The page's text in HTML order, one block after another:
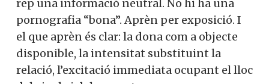
rep una informació neutral. No hi ha una
pornografia “bona”. Aprèn per exposició. I
el que aprèn és clar: la dona com a objecte
disponible, la intensitat substituint la
relació, l’excitació immediata ocupant el lloc